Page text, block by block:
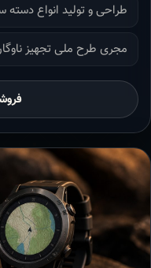
طراحی و تولید انواع
مجری طرح ملی تجهیز